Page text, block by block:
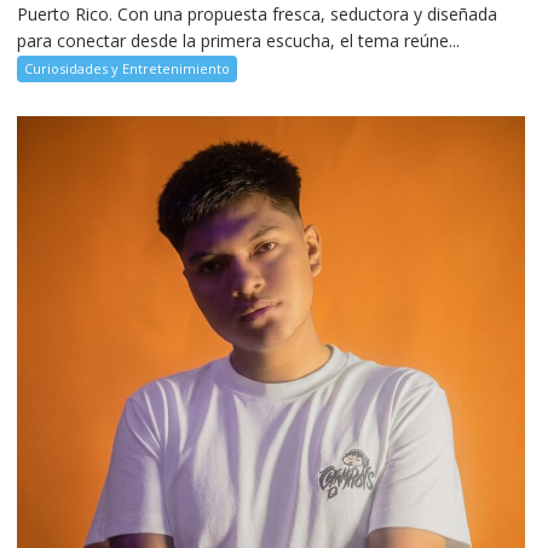
Puerto Rico. Con una propuesta fresca, seductora y diseñada
para conectar desde la primera escucha, el tema reúne...
Curiosidades y Entretenimiento